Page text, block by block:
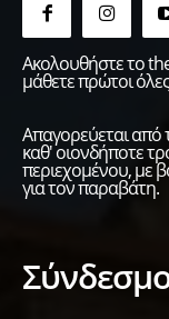
Ακολουθήστε το
μάθετε πρώτοι όλες
Απαγορεύεται από
καθ' οιονδήποτε
περιεχομένου, με
για τον παραβάτη.